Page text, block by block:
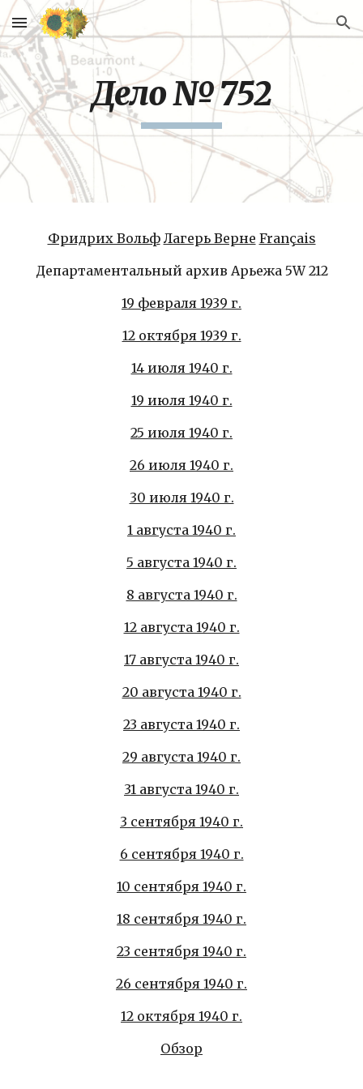
Skip to main content Skip to navigation
Дело № 752
Фридрих Вольф Лагерь Верне Français
Департаментальный архив Арьежа 5W 212
19 февраля 1939 г.
12 октября 1939 г.
14 июля 1940 г.
19 июля 1940 г.
25 июля 1940 г.
26 июля 1940 г.
30 июля 1940 г.
1 августа 1940 г.
5 августа 1940 г.
8 августа 1940 г.
12 августа 1940 г.
17 августа 1940 г.
20 августа 1940 г.
23 августа 1940 г.
29 августа 1940 г.
31 августа 1940 г.
3 сентября 1940 г.
6 сентября 1940 г.
10 сентября 1940 г.
18 сентября 1940 г.
23 сентября 1940 г.
26 сентября 1940 г.
12 октября 1940 г.
Обзор